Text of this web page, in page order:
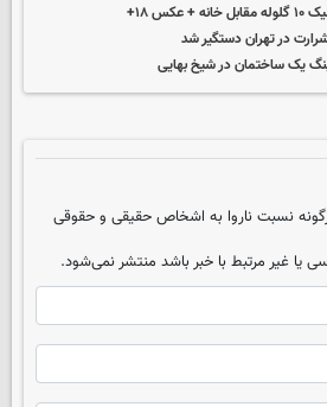
۱۸+
در تهران دستگیر شد
یک ساختمان در شیخ بهایی
نسبت ناروا به اشخاص حقیقی و حقوقی
یا غیر مرتبط با خبر باشد منتشر نمی‌شود.